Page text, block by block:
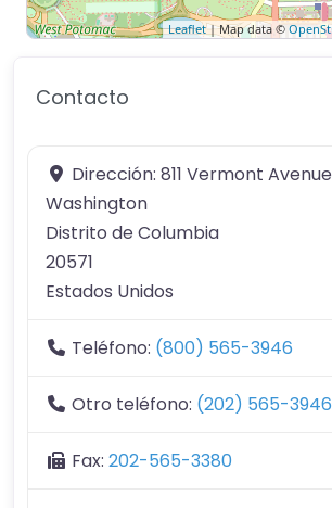
Leaflet| Map data ©
Contacto
Dirección: 811 Vermont Avenue
Washington
Distrito de Columbia
20571
Estados Unidos
Teléfono: (800) 565-3946
Otro teléfono: (202) 565-3946
Fax: 202-565-3380